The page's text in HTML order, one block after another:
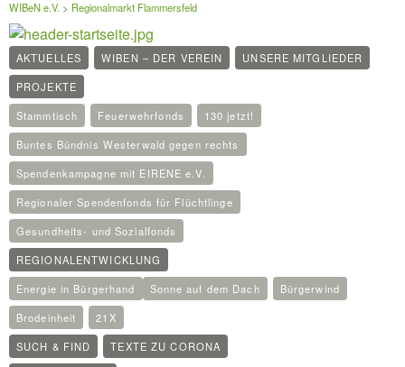
WIBeN e.V. > Regionalmarkt Flammersfeld
AKTUELLES WIBEN – DER VEREIN
UNSERE MITGLIEDER
PROJEKTE
Stammtisch
Feuerwehrfonds
130 jetzt!
Buntes Bündnis Westerwald gegen rechts
Spendenkampagne mit EIRENE e.V.
Regionaler Spendenfonds für Flüchtlinge
Gesundheits- und Sozialfonds
REGIONALENTWICKLUNG
Energie in Bürgerhand
Sonne auf dem Dach
Bürgerwind
Brodeinheit
21X
SUCH & FIND
TEXTE ZU CORONA